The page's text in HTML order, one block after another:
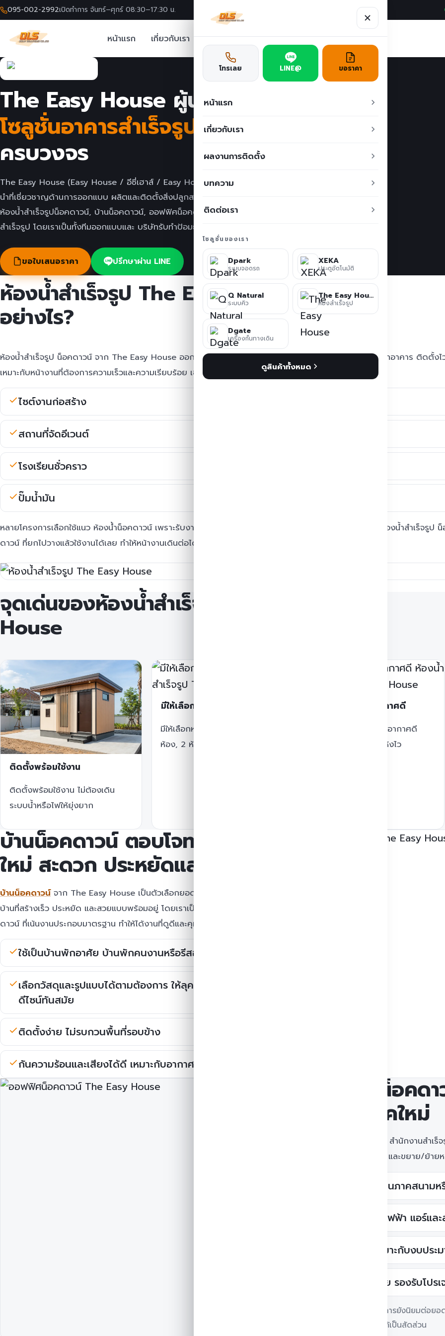
095-002-2992เปิดทำการ จันทร์–ศุกร์ 08:30–17:30 น.
หน้าแรก เกี่ยวกับเรา โซลูชั่น ผลงาน บทความ ติดต่อเรา
โทรเลย LINE@ ขอราคา
หน้าแรก
เกี่ยวกับเรา
ผลงานการติดตั้ง
บทความ
ติดต่อเรา
โซลูชั่นของเรา
Dpark
ระบบจอดรถ
XEKA
ประตูอัตโนมัติ
Q Natural
ระบบคิว
The Easy House
ห้องสำเร็จรูป
Dgate
เครื่องกั้นทางเดิน
ดูสินค้าทั้งหมด
Skip
to
content
The Easy House ผู้นำด้าน
โซลูชั่นอาคารสำเร็จรูป บริการ
ครบวงจร
The Easy House (Easy House / อีซี่เฮาส์ / Easy House Thailand) คือแบรนด์ชั้น
นำที่เชี่ยวชาญด้านการออกแบบ ผลิตและติดตั้งสิ่งปลูกสร้างสำเร็จรูปแบบครบวงจร ทั้ง
ห้องน้ำสำเร็จรูปน็อคดาวน์, บ้านน็อคดาวน์, ออฟฟิศน็อคดาวน์ และงาน ป้อมยาม
สำเร็จรูป โดยเราเป็นทั้งทีมออกแบบและ บริษัทรับทำป้อมยาม
ขอใบเสนอราคา ปรึกษาผ่าน LINE
ห้องน้ำสำเร็จรูป The Easy House ดี
อย่างไร?
ห้องน้ำสำเร็จรูป น็อคดาวน์ จาก The Easy House ออกแบบมาให้แข็งแรงและใช้งานสะดวก ทั้งภายในและภายนอกอาคาร ติดตั้งไ
เหมาะกับหน้างานที่ต้องการความเร็วและความเรียบร้อย เช่น
ไซต์งานก่อสร้าง
สถานที่จัดอีเวนต์
โรงเรียนชั่วคราว
ปั๊มน้ำมัน
หลายโครงการเลือกใช้แนว ห้องน้ําน็อคดาวน์ เพราะรับงานเร็ว จบงานไว และควบคุมคุณภาพได้ง่าย โดยเฉพาะ ห้องน้ำสำเร็จรูป
ดาวน์ ที่ยกไปวางแล้วใช้งานได้เลย ทำให้หน้างานเดินต่อได้ทันที
จุดเด่นของห้องน้ำสำเร็จรูป The Easy
House
ติดตั้งพร้อมใช้งาน
ติดตั้งพร้อมใช้งาน ไม่ต้องเดิน
ระบบน้ำหรือไฟให้ยุ่งยาก
มีให้เลือกหลายขนาด
มีให้เลือกหลายขนาด เช่น แบบ 1
ห้อง, 2 ห้องหรือห้องน้ำ VIP
พื้นกันลื่น ระบายอากาศดี
พื้นกันลื่น ระบบระบายอากาศดี
เยี่ยม ไร้กลิ่นอับชื้น แห้งไว
บ้านน็อคดาวน์ ตอบโจทย์ชีวิตยุค
ใหม่ สะดวก ประหยัดและทันสมัย
บ้านน็อคดาวน์จาก The Easy House เป็นตัวเลือกยอดนิยมสำหรับคนที่ต้องการ
บ้านที่สร้างเร็ว ประหยัด และสวยแบบพร้อมอยู่ โดยเราเป็น โรงงานผลิตบ้านน็อค
ดาวน์ ที่เน้นงานประกอบมาตรฐาน ทำให้ได้งานที่ดูดีและคุมคุณภาพได้
ใช้เป็นบ้านพักอาศัย บ้านพักคนงานหรือรีสอร์ต
เลือกวัสดุและรูปแบบได้ตามต้องการ ให้ลุค บ้านน็อคดาวน์
ดีไซน์ทันสมัย
ติดตั้งง่าย ไม่รบกวนพื้นที่รอบข้าง
กันความร้อนและเสียงได้ดี เหมาะกับอากาศประเทศไทย
ออฟฟิศน็อคด
องค์กรยุคใหม่
ออฟฟิศน็อคดาวน์ คือ สำนักงานสำเร็
ต้องการความยืดหยุ่น และขยาย/ย้าย
ใช้เป็นสำนักงานภาคสนาม
ภายในมีระบบไฟฟ้า แอร์แล
ปรับแบบให้เหมาะกับงบป
เคลื่อนย้ายง่าย รองรับโป
***หมายเหตุ บางโครงการยังนิยมต่อย
จรูป เพื่อให้ทีมงานพักได้เป็นสัดส่วน